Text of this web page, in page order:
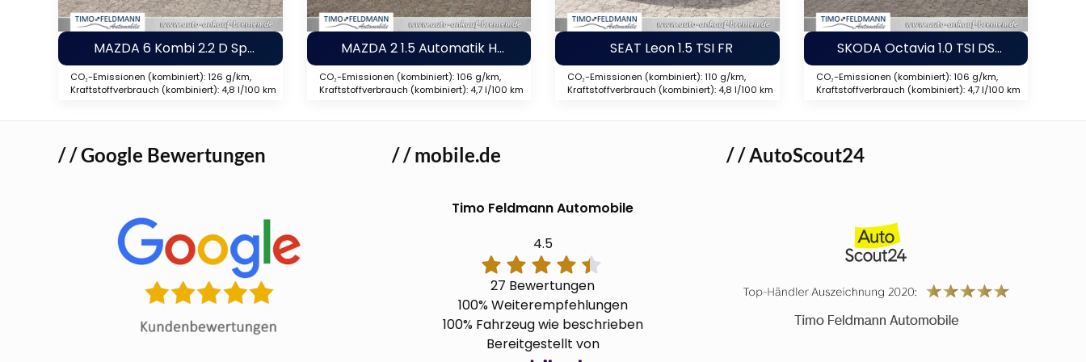
MAZDA 6 Kombi 2.2 D Sports-Line
CO₂-Emissionen (kombiniert): 126 g/km,
Kraftstoffverbrauch (kombiniert): 4,8 l/100 km
MAZDA 2 1.5 Automatik Homura
CO₂-Emissionen (kombiniert): 106 g/km,
Kraftstoffverbrauch (kombiniert): 4,7 l/100 km
SEAT Leon 1.5 TSI FR
CO₂-Emissionen (kombiniert): 110 g/km,
Kraftstoffverbrauch (kombiniert): 4,8 l/100 km
SKODA Octavia 1.0 TSI DSG Combi Style
CO₂-Emissionen (kombiniert): 106 g/km,
Kraftstoffverbrauch (kombiniert): 4,7 l/100 km
/ / Google Bewertungen / / mobile.de
Timo Feldmann Automobile
4.5
27 Bewertungen
100%Weiterempfehlungen
100%Fahrzeug wie beschrieben
Bereitgestellt von
/ / AutoScout24